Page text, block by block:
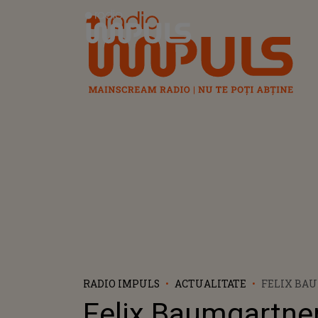
Radio Impuls
RADIO IMPULS ACTUALITATE
FELIX
UN